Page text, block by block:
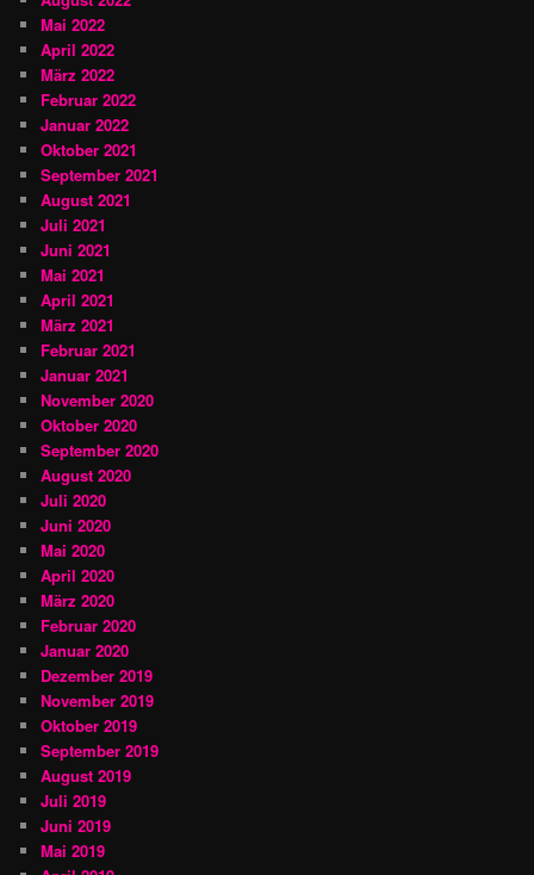
Mai 2022
April 2022
März 2022
Februar 2022
Januar 2022
Oktober 2021
September 2021
August 2021
Juli 2021
Juni 2021
Mai 2021
April 2021
März 2021
Februar 2021
Januar 2021
November 2020
Oktober 2020
September 2020
August 2020
Juli 2020
Juni 2020
Mai 2020
April 2020
März 2020
Februar 2020
Januar 2020
Dezember 2019
November 2019
Oktober 2019
September 2019
August 2019
Juli 2019
Juni 2019
Mai 2019